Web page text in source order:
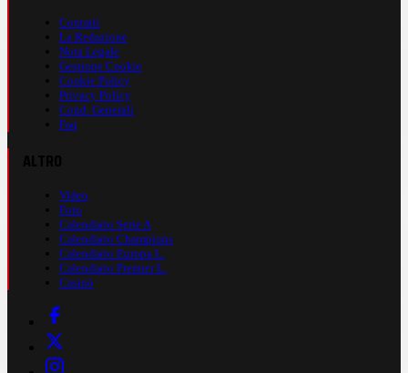
Contatti
La Redazione
Nota Legale
Gestione Cookie
Cookie Policy
Privacy Policy
Cond. Generali
Faq
Video
Foto
Calendario Serie A
Calendario Champions
Calendario Europa L.
Calendario Premier L.
Casinò